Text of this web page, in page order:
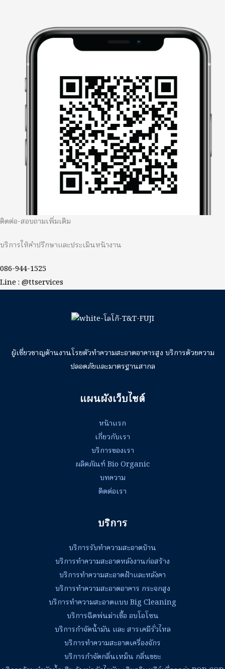
ติดต่อ-สอบถามเพิ่มเติม
บริการให้คำปรึกษาและประเมินหน้างาน
086-944-1525
Line : @ttservices
ผู้เชี่ยวชาญด้านงานโรยตัวทำความสะอาดอาคารสูง บริการด้วยความ
ปลอดภัยและมาตรฐานสากล
แผนผังเว็บไซต์
หน้าแรก
เกี่ยวกับเรา
บริการของเรา
ผลิตภัณฑ์ Bio Organic
บทความ
ติดต่อเรา
บริการ
บริการรับทำความสะอาดบ้าน
บริการทำความสะอาดหลังงานก่อสร้าง
บริการทำความสะอาดฝ้าและหลังคา
บริการทำความสะอาดอาคาร กระจกสูง
บริการทำความสะอาดแบบ Big Cleaning
บริการฉีดพ่นฆ่าเชื้อ อบโอโซน
บริการกำจัดน้ำมัน และ สารเคมีรั่วไหล
บริการทำความสะอาดเครื่องจักร
บริการกำจัดกลิ่นเหม็น กลิ่นขยะ